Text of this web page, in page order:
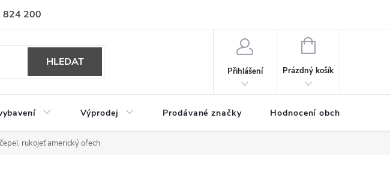
824 200obchodu
HLEDAT
Přihlášení
NÁKUPNÍ
Prázdný košík
Výprodej Prodávané značky Hodnocení obchodu
rukojeť americký ořech